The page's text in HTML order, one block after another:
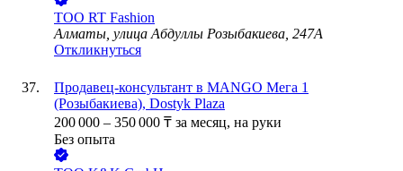
ТОО RT Fashion
Алматы, улица Абдуллы Розыбакиева, 247А
Откликнуться
Продавец-консультант в MANGO Мега 1
(Розыбакиева), Dostyk Plaza
200 000 – 350 000 ₸ за месяц, на руки
Без опыта